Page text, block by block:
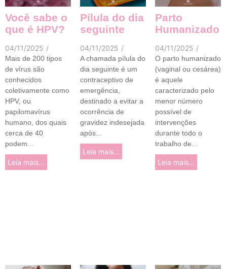
Você sabe o
que é HPV?
04/11/2025 /
Mais de 200 tipos
de vírus são
conhecidos
coletivamente como
HPV, ou
papilomavírus
humano, dos quais
cerca de 40
podem...
Leia mais...
Pílula do dia
seguinte
04/11/2025 /
A chamada pílula do
dia seguinte é um
contraceptivo de
emergência,
destinado a evitar a
ocorrência de
gravidez indesejada
após...
Leia mais...
Parto
Humanizado
04/11/2025 /
O parto humanizado
(vaginal ou cesárea)
é aquele
caracterizado pelo
menor número
possível de
intervenções
durante todo o
trabalho de...
Leia mais...